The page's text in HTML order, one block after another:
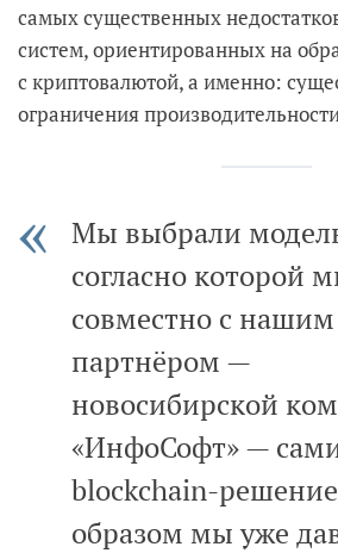
самых существенных
систем, ориентированных на
с криптовалютой, а именно:
ограничения
Мы выбрали
согласно которой
совместно с нашим
партнёром —
новосибирской
«ИнфоСофт» —
blockchain-
образом мы уже